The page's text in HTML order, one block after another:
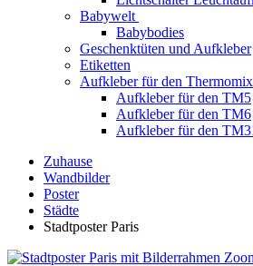
Babywelt
Babybodies
Geschenktüten und Aufkleber
Etiketten
Aufkleber für den Thermomix
Aufkleber für den TM5
Aufkleber für den TM6
Aufkleber für den
Zuhause
Wandbilder
Poster
Städte
Stadtposter Paris